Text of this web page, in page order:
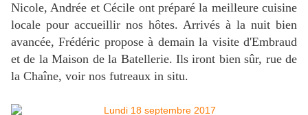
Nicole, Andrée et Cécile ont préparé la meilleure cuisine
locale pour accueillir nos hôtes. Arrivés à la nuit bien
avancée, Frédéric propose à demain la visite d'Embraud
et de la Maison de la Batellerie. Ils iront bien sûr, rue de
la Chaîne, voir nos futreaux in situ.